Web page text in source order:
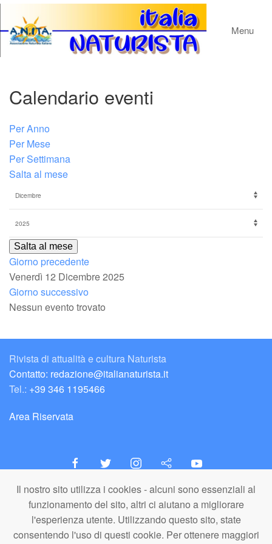
Il nostro sito utilizza i cookies - alcuni sono essenziali al
funzionamento del sito, altri ci aiutano a migliorare
l'esperienza utente. Utilizzando questo sito, state
consentendo l'uso di questi cookie. Per ottenere maggiori
Menu
Calendario eventi
Per Anno
Per Mese
Per Settimana
Salta al mese
Salta al mese
Giorno precedente
Venerdì 12 Dicembre 2025
Giorno successivo
Nessun evento trovato
Rivista di attualità e cultura Naturista
Contatto: redazione@italianaturista.it
Tel.: +39 346 1195466
Area Riservata
italiaNATURISTA
Editore e Redazione
A.N.ITA. Associazione Naturista Italiana (APS)
C.F. 80203710159